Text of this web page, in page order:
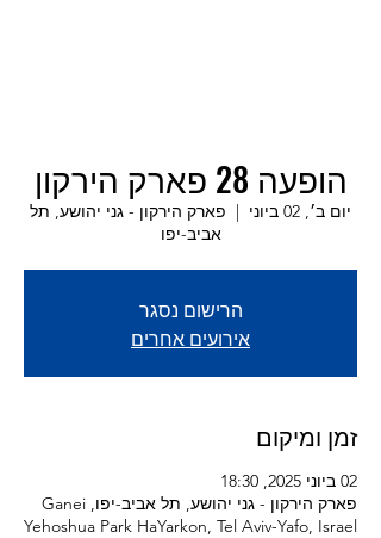
הופעה 28 פארק הירקון
יום ב׳, 02 ביוני
  |
פארק הירקון - גני יהושע, תל
אביב-יפו
הרישום נסגר
אירועים אחרים
זמן ומיקום
02 ביוני 2025, 18:30
פארק הירקון - גני יהושע, תל אביב-יפו, Ganei
Yehoshua Park HaYarkon, Tel Aviv-Yafo, Israel